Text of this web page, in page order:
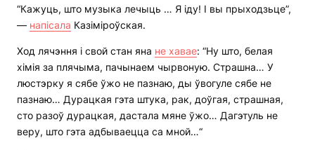
“Кажуць, што музыка лечыць … Я іду! І вы прыходзьце”,
— напісала Казіміроўская.
Ход лячэння і свой стан яна не хавае: “Ну што, белая
хімія за плячыма, пачынаем чырвоную. Страшна… У
люстэрку я сябе ўжо не пазнаю, ды ўвогуле сябе не
пазнаю… Дурацкая гэта штука, рак, доўгая, страшная,
сто разоў дурацкая, дастала мяне ўжо… Дагэтуль не
веру, што гэта адбываецца са мной…“